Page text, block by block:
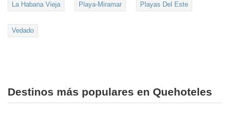
La Habana Vieja Playa-Miramar Playas Del Este
Vedado
Destinos más populares en Quehoteles